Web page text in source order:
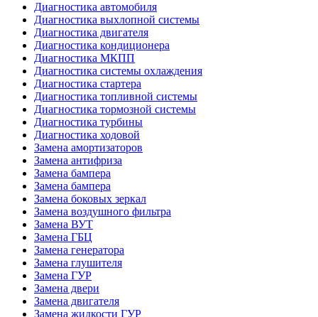
Диагностика автомобиля
Диагностика выхлопной системы
Диагностика двигателя
Диагностика кондиционера
Диагностика МКПП
Диагностика системы охлаждения
Диагностика стартера
Диагностика топливной системы
Диагностика тормозной системы
Диагностика турбины
Диагностика ходовой
Замена амортизаторов
Замена антифриза
Замена бампера
Замена бампера
Замена боковых зеркал
Замена воздушного фильтра
Замена ВУТ
Замена ГБЦ
Замена генератора
Замена глушителя
Замена ГУР
Замена двери
Замена двигателя
Замена жидкости ГУР